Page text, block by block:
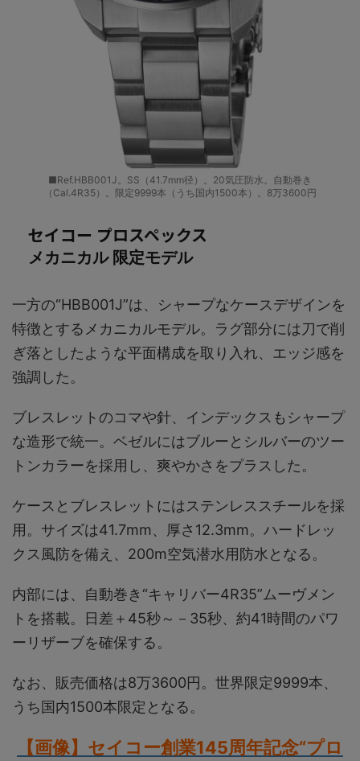
■Ref.HBB001J。SS（41.7mm径）。20気圧防水。自動巻き
（Cal.4R35）。限定9999本（うち国内1500本）。8万3600円
セイコー プロスペックス
メカニカル 限定モデル
一方の“HBB001J”は、シャープなケースデザインを
特徴とするメカニカルモデル。ラグ部分には刀で削
ぎ落としたような平面構成を取り入れ、エッジ感を
強調した。
ブレスレットのコマや針、インデックスもシャープ
な造形で統一。ベゼルにはブルーとシルバーのツー
トンカラーを採用し、爽やかさをプラスした。
ケースとブレスレットにはステンレススチールを採
用。サイズは41.7mm、厚さ12.3mm。ハードレッ
クス風防を備え、200m空気潜水用防水となる。
内部には、自動巻き“キャリバー4R35”ムーヴメン
トを搭載。日差＋45秒～－35秒、約41時間のパワ
ーリザーブを確保する。
なお、販売価格は8万3600円。世界限定9999本、
うち国内1500本限定となる。
【画像】セイコー創業145周年記念“プロ